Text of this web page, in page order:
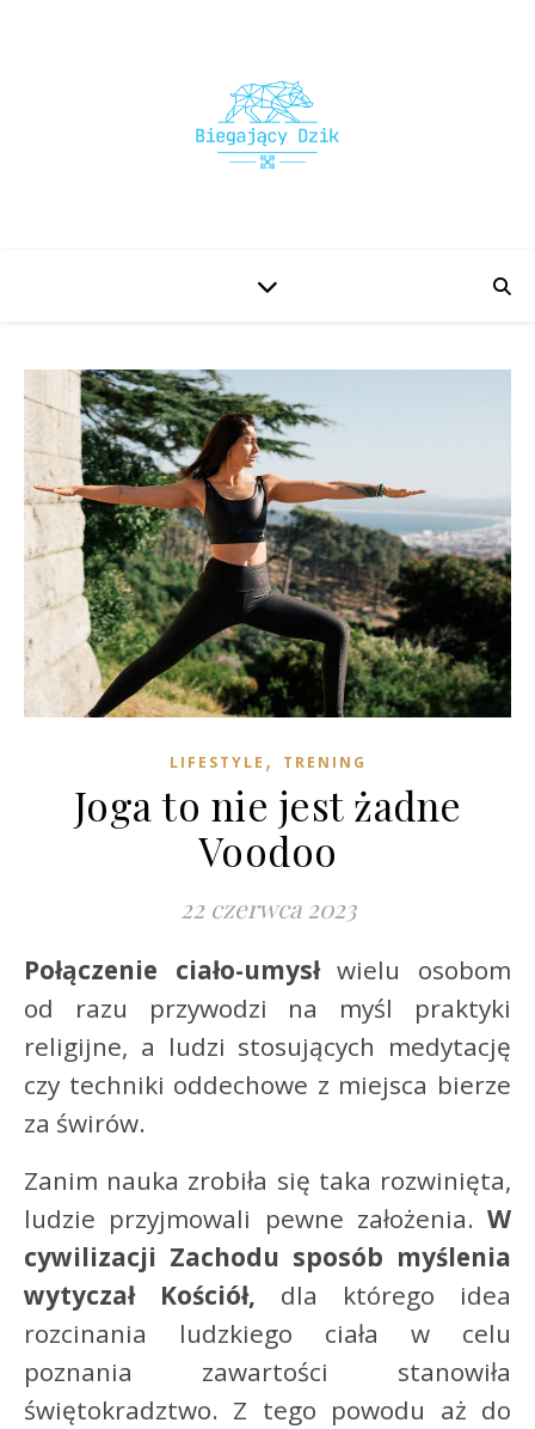
LIFESTYLE , TRENING
Joga to nie jest żadne
Voodoo
22 czerwca 2023
Połączenie ciało-umysłwielu osobom
od razu przywodzi na myśl praktyki
religijne, a ludzi stosujących medytację
czy techniki oddechowe z miejsca bierze
za świrów.
Zanim nauka zrobiła się taka rozwinięta,
ludzie przyjmowali pewne założenia. W
cywilizacji Zachodu sposób myślenia
wytyczał Kościół, dla którego idea
rozcinania ludzkiego ciała w celu
poznania zawartości stanowiła
świętokradztwo. Z tego powodu aż do